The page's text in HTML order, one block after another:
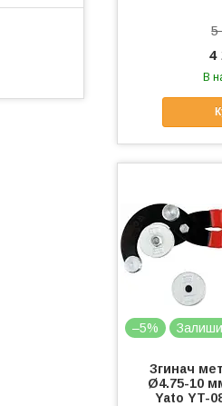
5
4
В
–5%
Згинач
Ø4.75-10
Yato YT-